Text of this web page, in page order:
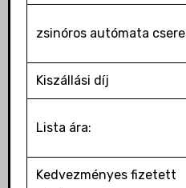
zsinóros autómata csere
Kiszállási díj
Lista ára:
Kedvezményes fizetett